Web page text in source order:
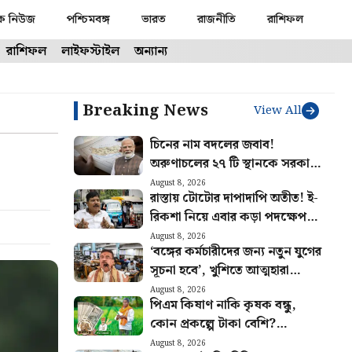
নিউজ পশ্চিমবঙ্গ ভারত রাজনীতি রাশিফল
রাশিফল লাইফস্টাইল অন্যান্য
Breaking News View All
চিনের নাম বদলের জবাব!
অরুণাচলের ২৭ টি স্থানকে সরকারি
মানচিত্রে অন্তর্ভুক্ত করল ভারত
August 8, 2026
রাস্তায় টোটোর দাপাদাপি অতীত! ই-
রিকশা নিয়ে এবার কড়া পদক্ষেপ
পরিবহণ দফতরের
August 8, 2026
‘বঙ্গের কর্মচারীদের জন্য নতুন যুগের
সূচনা হবে’, খুশিতে আত্মহারা
সরকারি কর্মচারীরা
August 8, 2026
পিএম কিষাণ নাকি কৃষক বন্ধু,
কোন প্রকল্পে টাকা বেশি?
কোনটায় বেশি সুবিধা জানুন
August 8, 2026